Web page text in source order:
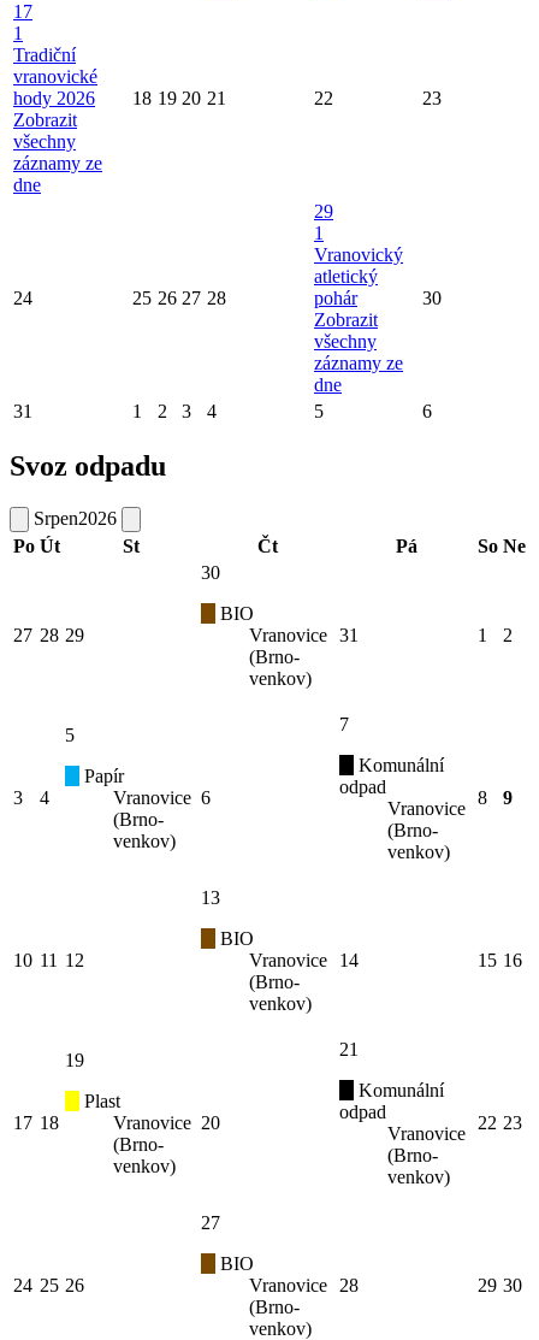
17
1
Tradiční
vranovické
hody 2026
Zobrazit
všechny
záznamy ze
dne
18 19 20 21 22 23
24 25 26 27 28
29
1
Vranovický
atletický
pohár
Zobrazit
všechny
záznamy ze
dne
30
31 1 2 3 4 5 6
Svoz odpadu
Srpen2026
Po Út St Čt Pá So Ne
27 28 29
30
BIO
Vranovice
(Brno-
venkov)
31 1 2
3 4
5
Papír
Vranovice
(Brno-
venkov)
6
7
Komunální
odpad
Vranovice
(Brno-
venkov)
8 9
10 11 12
13
BIO
Vranovice
(Brno-
venkov)
14 15 16
17 18
19
Plast
Vranovice
(Brno-
venkov)
20
21
Komunální
odpad
Vranovice
(Brno-
venkov)
22 23
24 25 26
27
BIO
Vranovice
(Brno-
venkov)
28 29 30